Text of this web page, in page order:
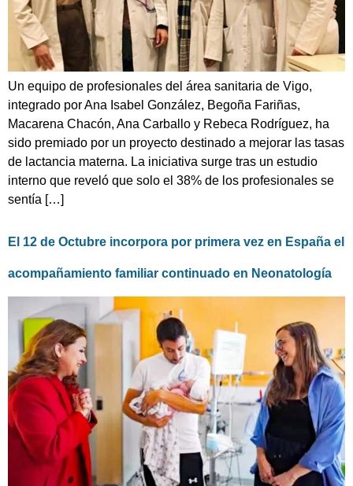
Un equipo de profesionales del área sanitaria de Vigo,
integrado por Ana Isabel González, Begoña Fariñas,
Macarena Chacón, Ana Carballo y Rebeca Rodríguez, ha
sido premiado por un proyecto destinado a mejorar las tasas
de lactancia materna. La iniciativa surge tras un estudio
interno que reveló que solo el 38% de los profesionales se
sentía […]
El 12 de Octubre incorpora por primera vez en España el
acompañamiento familiar continuado en Neonatología